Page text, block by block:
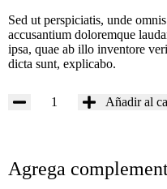
Sed ut perspiciatis, unde
accusantium doloremque
ipsa, quae ab illo inventore
dicta sunt, explicabo.
Añadir al
Agrega